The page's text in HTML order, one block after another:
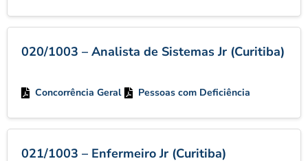
020/1003 – Analista de Sistemas Jr (Curitiba)
Concorrência Geral Pessoas com Deficiência
021/1003 – Enfermeiro Jr (Curitiba)